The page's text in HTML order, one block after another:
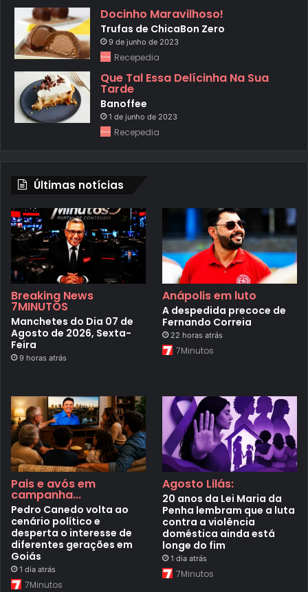
Docinho Maravilhoso!
Trufas de ChicaBon Zero
9 de junho de 2023
Recepedia
Que Tal Essa Delícinha Na Sua
Tarde
Banoffee
1 de junho de 2023
Recepedia
Últimas notícias
Breaking News
7MINUTOS
Manchetes do Dia 07 de
Agosto de 2026, Sexta-
Feira
9 horas atrás
Anápolis em luto
A despedida precoce de
Fernando Correia
22 horas atrás
7Minutos
Pais e avós em
campanha...
Pedro Canedo volta ao
cenário político e
desperta o interesse de
diferentes gerações em
Goiás
1 dia atrás
7Minutos
Agosto Lilás:
20 anos da Lei Maria da
Penha lembram que a luta
contra a violência
doméstica ainda está
longe do fim
1 dia atrás
7Minutos